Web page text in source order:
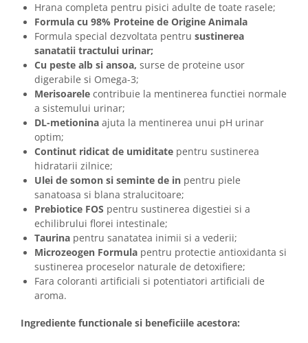
Hrana completa pentru pisici adulte de toate rasele;
Formula cu 98% Proteine de Origine Animala
Formula special dezvoltata pentru sustinerea
sanatatii tractului urinar;
Cu peste alb si ansoa, surse de proteine usor
digerabile si Omega-3;
Merisoarele contribuie la mentinerea functiei normale
a sistemului urinar;
DL-metionina ajuta la mentinerea unui pH urinar
optim;
Continut ridicat de umiditate pentru sustinerea
hidratarii zilnice;
Ulei de somon si seminte de in pentru piele
sanatoasa si blana stralucitoare;
Prebiotice FOS pentru sustinerea digestiei si a
echilibrului florei intestinale;
Taurina pentru sanatatea inimii si a vederii;
Microzeogen Formula pentru protectie antioxidanta si
sustinerea proceselor naturale de detoxifiere;
Fara coloranti artificiali si potentiatori artificiali de
aroma.
Ingrediente functionale si beneficiile acestora: